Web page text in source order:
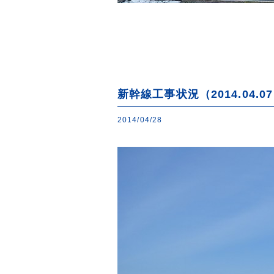
新幹線工事状況（
2014/04/28